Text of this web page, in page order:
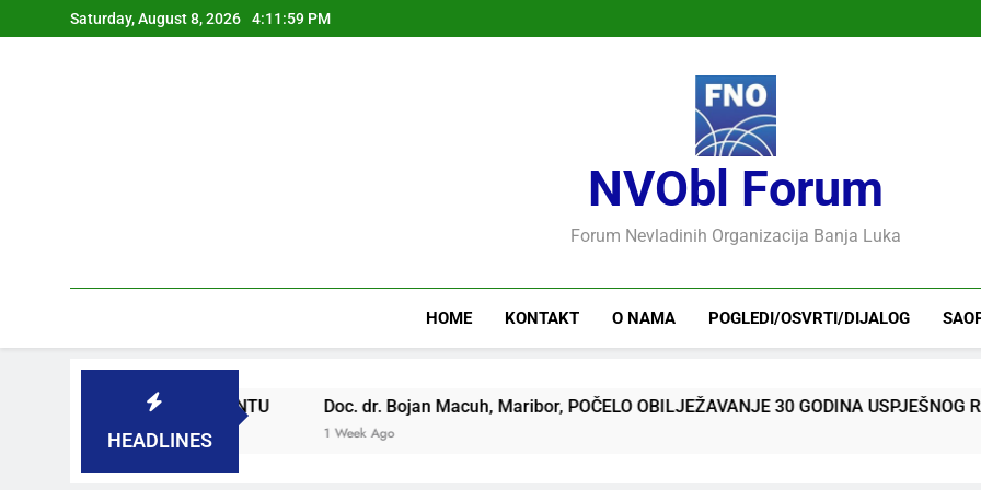
Saturday, August 8, 2026 4:11:59 PM
NVObl Forum
Forum Nevladinih Organizacija Banja Luka
HOME KONTAKT O NAMA POGLEDI/OSVRTI/DIJALOG
HEADLINES
PARLAMENTU Doc. dr. Bojan Macuh, Maribor, POČELO OBILJEŽAVANJE 30 GODINA USPJEŠNOG RADA I